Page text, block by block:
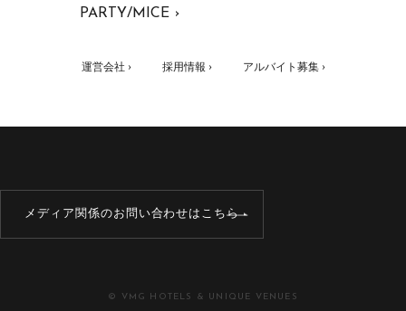
PARTY/MICE ›
運営会社 › 採用情報 › アルバイト募集 ›
メディア関係のお問い合わせはこちら
© VMG HOTELS & UNIQUE VENUES